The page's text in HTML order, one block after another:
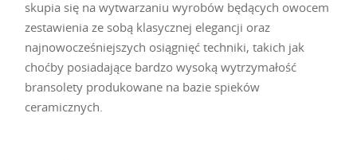
skupia się na wytwarzaniu wyrobów będących owocem
zestawienia ze sobą klasycznej elegancji oraz
najnowocześniejszych osiągnięć techniki, takich jak
choćby posiadające bardzo wysoką wytrzymałość
bransolety produkowane na bazie spieków
ceramicznych.